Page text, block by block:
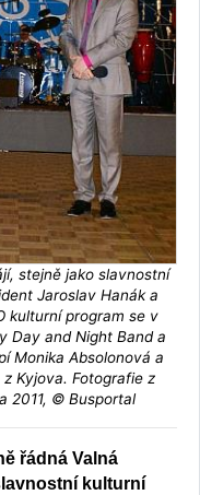
stejně jako slavnostní
Jaroslav Hanák a
kulturní program se v
Day and Night Band a
Monika Absolonová a
Kyjova. Fotografie z
2011, © Busportal
řádná Valná
kulturní